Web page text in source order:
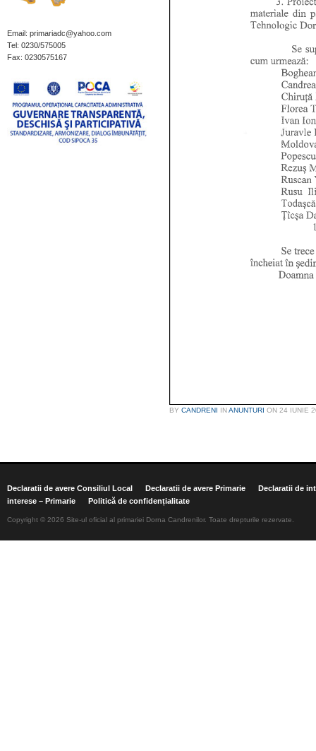
Email: primariadc@yahoo.com
Tel: 0230/575005
Fax: 0230575167
BY CANDRENI INANUNTURI ON 24 IUNIE
Declaratii de avere Consiliul Local Declaratii de avere Primarie
Declaratii de
interese – Primarie
Politică de confidențialitate
Copyright © 2026 Site-ul oficial al primariei Dorna Candrenilor. Toate drepturile rezervate.